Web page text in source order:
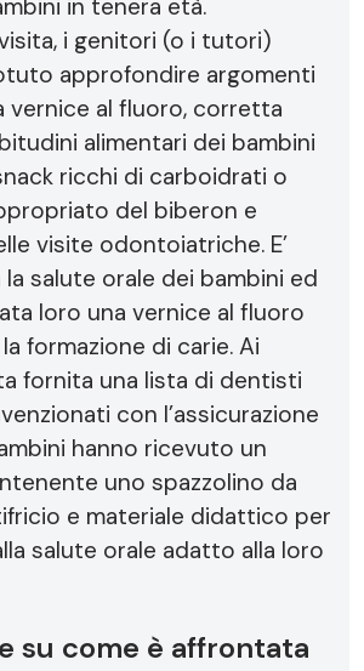
in tenera età.
i genitori (o i tutori)
approfondire argomenti
vernice al fluoro, corretta
alimentari dei bambini
ricchi di carboidrati o
del biberon e
visite odontoiatriche. E’
salute orale dei bambini ed
loro una vernice al fluoro
formazione di carie. Ai
fornita una lista di dentisti
con l’assicurazione
hanno ricevuto un
uno spazzolino da
e materiale didattico per
salute orale adatto alla loro
su come è affrontata